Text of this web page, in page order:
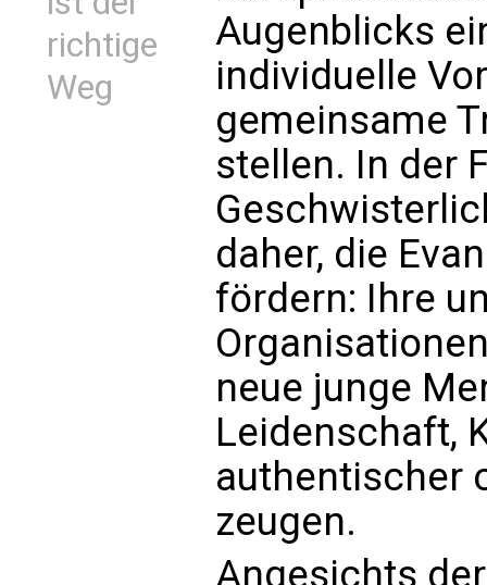
richtige
Weg
Augenblicks
individuelle
gemeinsame
stellen. In der
daher, die
fördern: Ihre
neue junge
Leidenschaft,
authentischer
zeugen.
Angesichts